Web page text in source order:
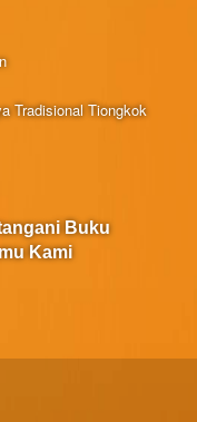
Tradisional Tiongkok
Buku
Kami